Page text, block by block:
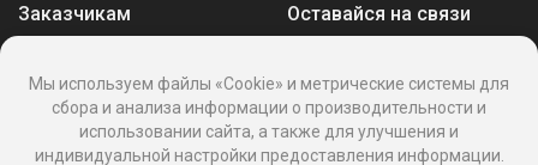
Заказчикам
Ваши запросы
Написать поставщику
Написать в поддержку
Оставайся на связи
Мы используем файлы «Cookie» и метрические системы для
сбора и анализа информации о производительности и
использовании сайта, а также для улучшения и
индивидуальной настройки предоставления информации.